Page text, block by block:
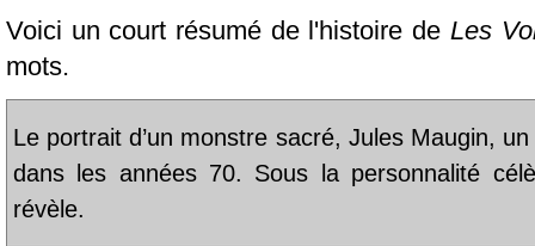
Voici un court résumé de l'histoire de Les
mots.
Le portrait d’un monstre sacré, Jules Maugin,
dans les années 70. Sous la personnalité
révèle.